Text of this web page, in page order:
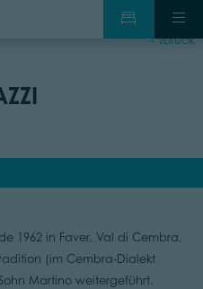
zurück
1962 in Faver, Val di Cembra,
(im Cembra-Dialekt
Martino weitergeführt.